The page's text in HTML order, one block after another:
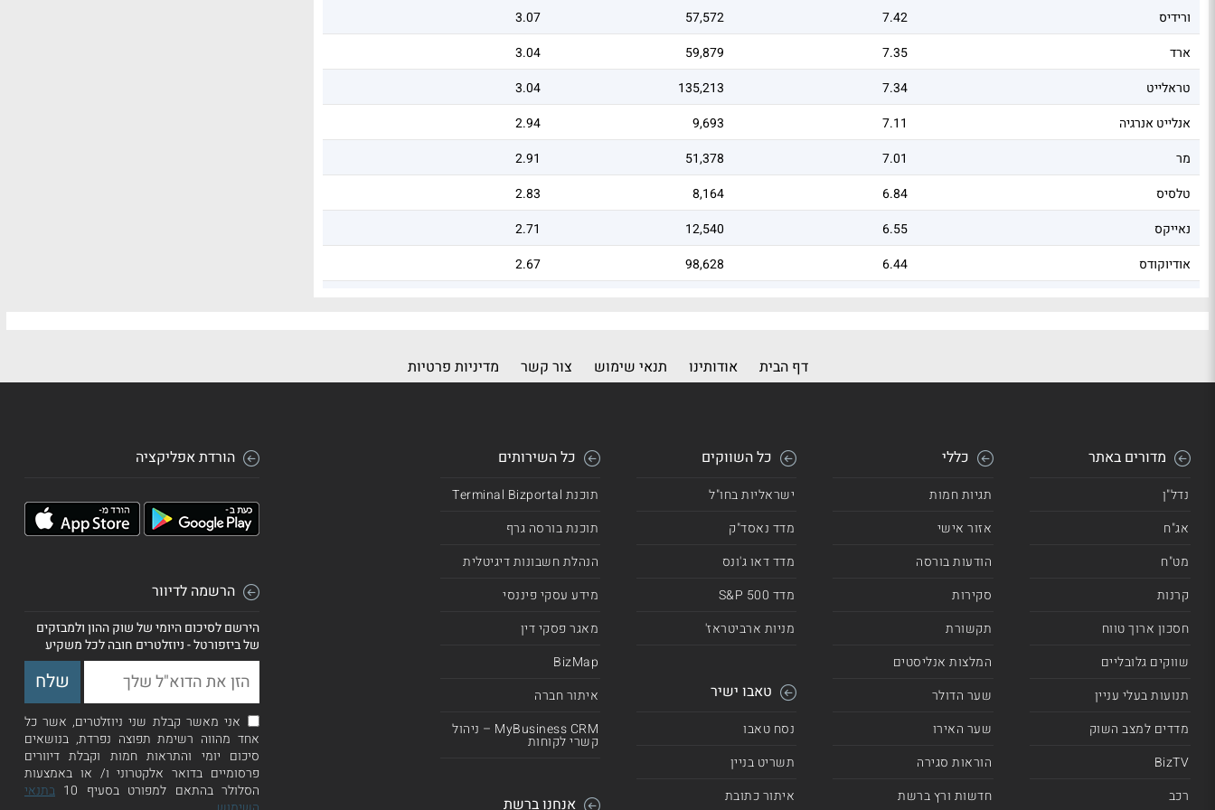
ורידיס
7.42
57,572
3.07
ארד
7.35
59,879
3.04
טראלייט
7.34
135,213
3.04
אנלייט אנרגיה
7.11
9,693
2.94
מר
7.01
51,378
2.91
טלסיס
6.84
8,164
2.83
נאייקס
6.55
12,540
2.71
אודיוקודס
6.44
98,628
2.67
דף הבית אודותינו תנאי שימוש צור קשר מדיניות פרטיות
מדורים באתר
נדל"ן
אג"ח
מט"ח
קרנות
חסכון ארוך טווח
שווקים גלובליים
תנועות בעלי עניין
מדדים למצב השוק
BizTV
רכב
כללי
תגיות חמות
אזור אישי
הודעות בורסה
סקירות
תקשורת
המלצות אנליסטים
שער הדולר
שער האירו
הוראות סגירה
חדשות ורץ ברשת
כל השווקים
ישראליות בחו"ל
מדד נאסד"ק
מדד דאו ג'ונס
מדד 500 S&P
מניות ארביטראז'
טאבו ישיר
נסח טאבו
תשריט בניין
איתור כתובת
כל השירותים
תוכנת Terminal Bizportal
תוכנת בורסה גרף
הנהלת חשבונות דיגיטלית
מידע עסקי פיננסי
מאגר פסקי דין
BizMap
איתור חברה
MyBusiness CRM – ניהול
קשרי לקוחות
אנחנו ברשת
הורדת אפליקציה
הרשמה לדיוור
הירשם לסיכום היומי של שוק ההון ולמבזקים
של ביזפורטל - ניוזלטרים חובה לכל משקיע
אני מאשר קבלת שני ניוזלטרים, אשר כל
אחד מהווה רשימת תפוצה נפרדת, בנושאים
סיכום יומי והתראות חמות וקבלת דיוורים
פרסומיים בדואר אלקטרוני ו/ או באמצעות
הסלולר בהתאם למפורט בסעיף 10
בתנאי